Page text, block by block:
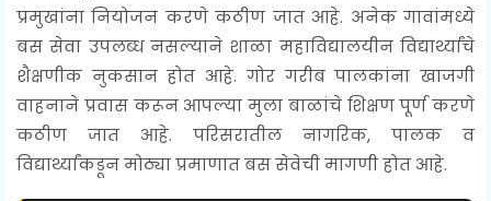
प्रमुखांना नियोजन करणे कठीण जात आहे. अनेक गावांमध्ये
बस सेवा उपलब्ध नसल्याने शाळा महाविद्यालयीन विद्यार्थ्यांचे
शैक्षणीक नुकसान होत आहे. गोर गरीब पालकांना खाजगी
वाहनाने प्रवास करून आपल्या मुला बाळांचे शिक्षण पूर्ण करणे
कठीण जात आहे. परिसरातील नागरिक, पालक व
विद्यार्थ्यांकडून मोठ्या प्रमाणात बस सेवेची मागणी होत आहे.